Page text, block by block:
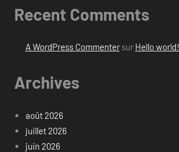
Recent Comments
A WordPress Commentersur Hello world!
Archives
août 2026
juillet 2026
juin 2026